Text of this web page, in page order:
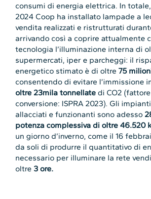
consumi di energia elettrica. In
2024 Coop ha installato lampade a
vendita realizzati e ristrutturati
arrivando così a coprire attualmente
tecnologia l’illuminazione interna di
supermercati, iper e parcheggi: il
energetico stimato è di oltre75
consentendo di evitare l’immissione
oltre 23mila tonnellate di CO2
conversione: ISPRA 2023). Gli
allacciati e funzionanti sono adesso
potenza complessiva di oltre 46.520
un giorno d’inverno, come il 16
da soli di produrre il quantitativo di
necessario per illuminare la rete
oltre 3 ore.